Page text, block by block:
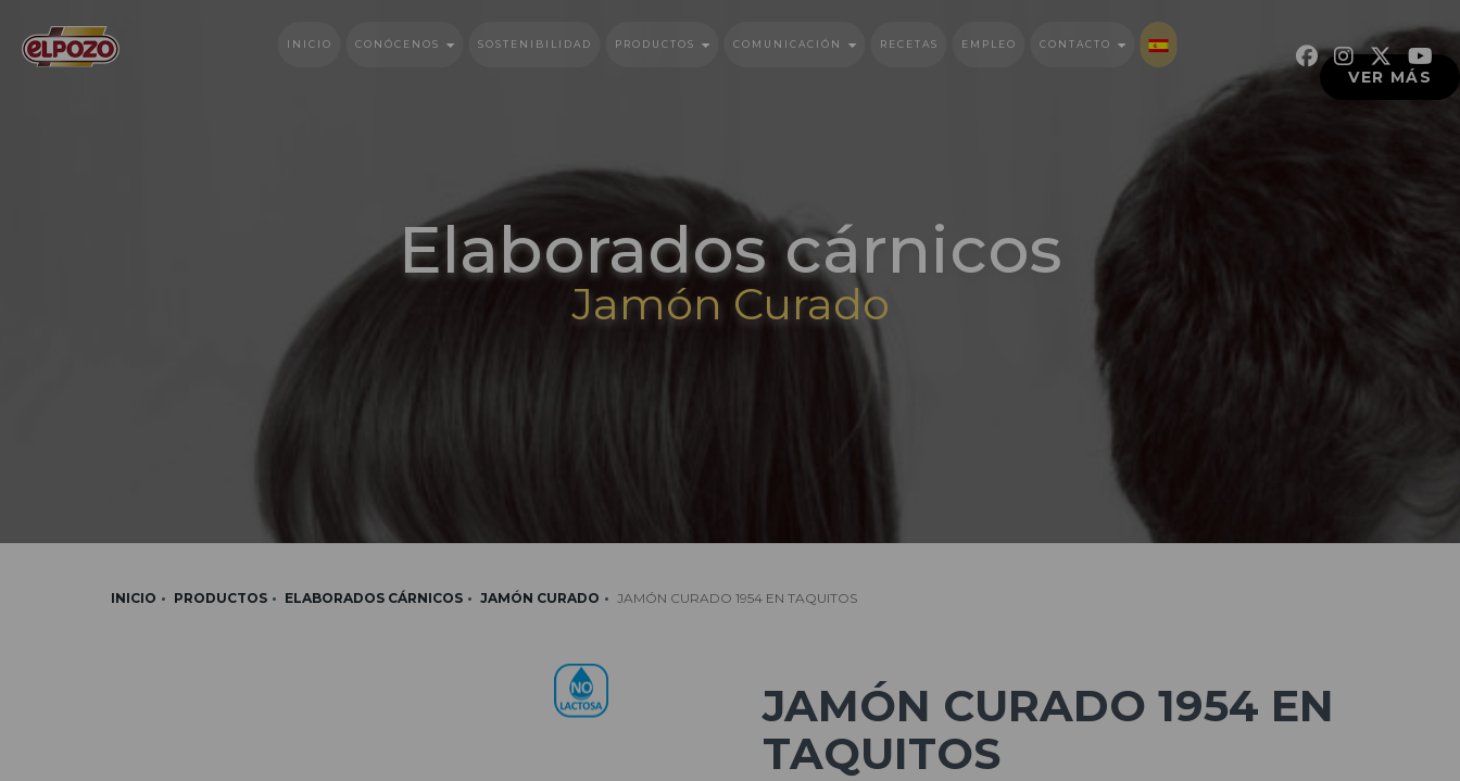
INICIO CONÓCENOS SOSTENIBILIDAD PRODUCTOS COMUNICACIÓN RECETAS EMPLEO CONTACTO
Elaborados cárnicos
Jamón Curado
INICIO PRODUCTOS ELABORADOS CÁRNICOS JAMÓN CURADO JAMÓN CURADO 1954 EN TAQUITOS
JAMÓN CURADO 1954 EN
TAQUITOS
VER MÁS